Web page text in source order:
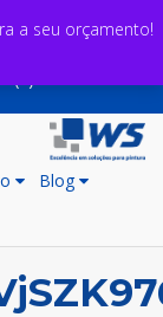
Blog
a seu orçamento!